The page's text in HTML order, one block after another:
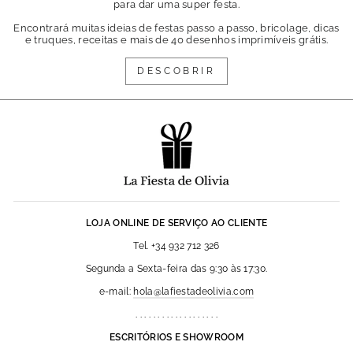
para dar uma super festa.
Encontrará muitas ideias de festas passo a passo, bricolage, dicas
e truques, receitas e mais de 40 desenhos imprimíveis grátis.
DESCOBRIR
LOJA ONLINE DE SERVIÇO AO CLIENTE
Tel. +34 932 712 326
Segunda a Sexta-feira das 9:30 às 17:30.
e-mail: hola@lafiestadeolivia.com
ESCRITÓRIOS E SHOWROOM